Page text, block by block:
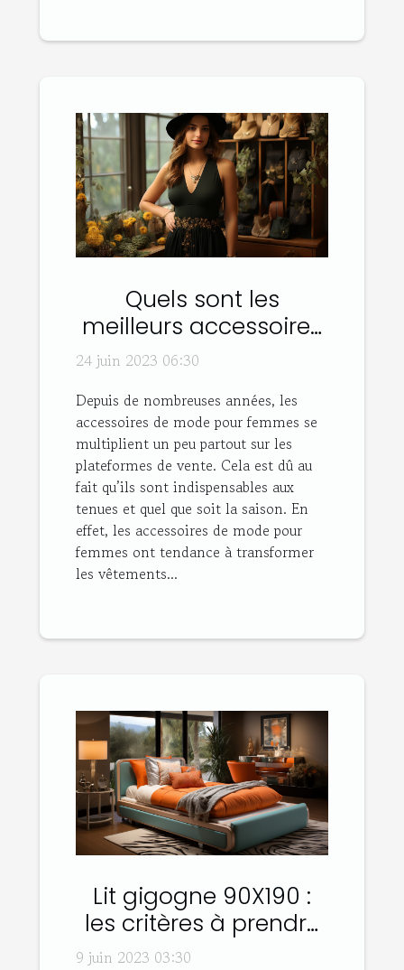
Quels sont les
meilleurs accessoires
de mode pour
24 juin 2023 06:30
Depuis de nombreuses années, les
accessoires de mode pour femmes se
multiplient un peu partout sur les
plateformes de vente. Cela est dû au
fait qu’ils sont indispensables aux
tenues et quel que soit la saison. En
effet, les accessoires de mode pour
femmes ont tendance à transformer
les vêtements...
Lit gigogne 90X190 :
les critères à prendre
en compte son choix
9 juin 2023 03:30